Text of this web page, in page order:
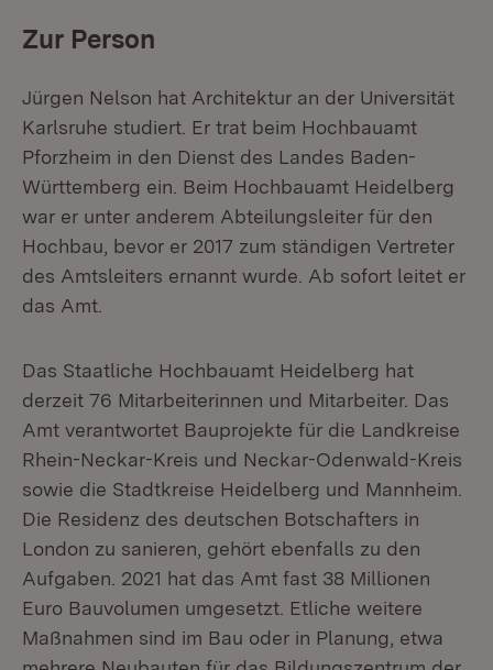
Zur Person
Jürgen Nelson hat Architektur an der Universität
Karlsruhe studiert. Er trat beim Hochbauamt
Pforzheim in den Dienst des Landes Baden-
Württemberg ein. Beim Hochbauamt Heidelberg
war er unter anderem Abteilungsleiter für den
Hochbau, bevor er 2017 zum ständigen Vertreter
des Amtsleiters ernannt wurde. Ab sofort leitet er
das Amt.
Das Staatliche Hochbauamt Heidelberg hat
derzeit 76 Mitarbeiterinnen und Mitarbeiter. Das
Amt verantwortet Bauprojekte für die Landkreise
Rhein-Neckar-Kreis und Neckar-Odenwald-Kreis
sowie die Stadtkreise Heidelberg und Mannheim.
Die Residenz des deutschen Botschafters in
London zu sanieren, gehört ebenfalls zu den
Aufgaben. 2021 hat das Amt fast 38 Millionen
Euro Bauvolumen umgesetzt. Etliche weitere
Maßnahmen sind im Bau oder in Planung, etwa